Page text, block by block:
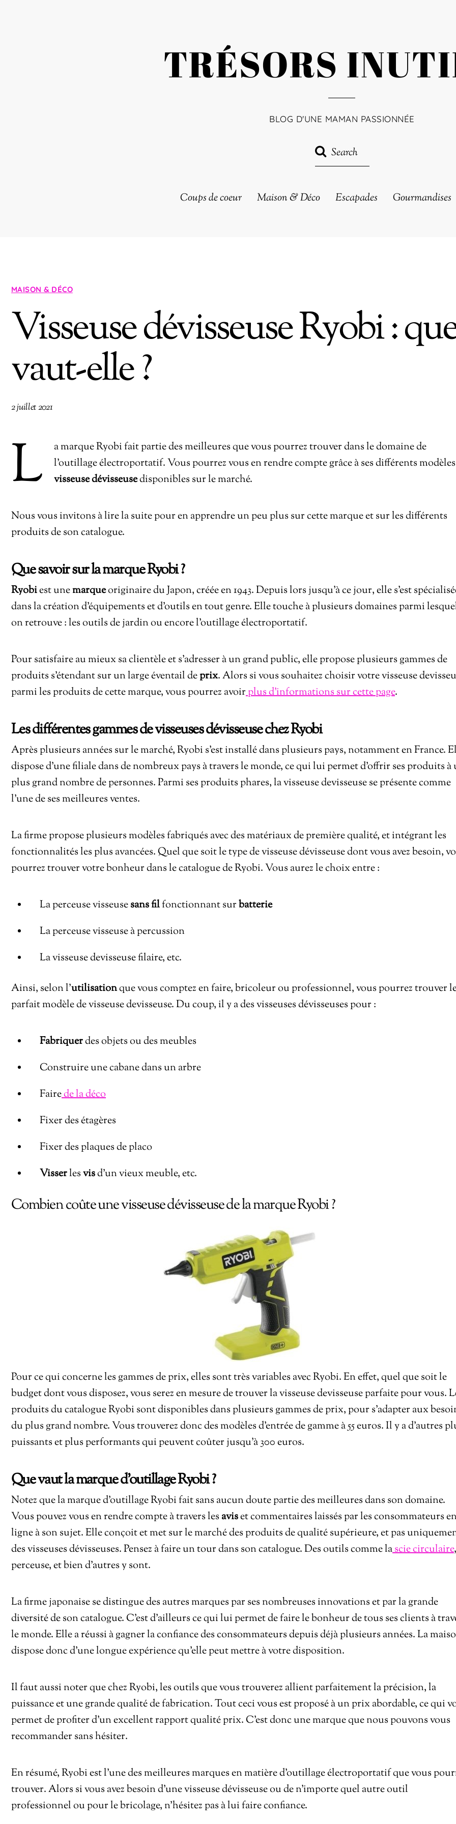
TRÉSORS
BLOG D'UNE MAMAN PASSIONNÉE
Coups de coeur Maison & Déco Escapades Gourmandises
MAISON & DÉCO
Visseuse dévisseuse Ryobi :
vaut-elle ?
2 juillet 2021
L
a marque Ryobi fait partie des meilleures que vous pourrez trouver dans le domaine de
l’outillage électroportatif. Vous pourrez vous en rendre compte grâce à ses différents
visseuse dévisseusedisponibles sur le marché.
Nous vous invitons à lire la suite pour en apprendre un peu plus sur cette marque et sur les différents
produits de son catalogue.
Que savoir sur la marque Ryobi ?
Ryobiest unemarqueoriginaire du Japon, créée en 1943. Depuis lors jusqu’à ce jour, elle s’est
dans la création d’équipements et d’outils en tout genre. Elle touche à plusieurs domaines parmi
on retrouve : les outils de jardin ou encore l’outillage électroportatif.
Pour satisfaire au mieux sa clientèle et s’adresser à un grand public, elle propose plusieurs gammes de
produits s’étendant sur un large éventail deprix. Alors si vous souhaitez choisir votre visseuse
parmi les produits de cette marque, vous pourrez avoirplus d’informations sur cette page.
Les différentes gammes de visseuses dévisseuse chez Ryobi
Après plusieurs années sur le marché, Ryobi s’est installé dans plusieurs pays, notamment en France.
dispose d’une filiale dans de nombreux pays à travers le monde, ce qui lui permet d’offrir ses produits à
plus grand nombre de personnes. Parmi ses produits phares, la visseuse devisseuse se présente comme
l’une de ses meilleures ventes.
La firme propose plusieurs modèles fabriqués avec des matériaux de première qualité, et intégrant les
fonctionnalités les plus avancées. Quel que soit le type de visseuse dévisseuse dont vous avez besoin,
pourrez trouver votre bonheur dans le catalogue de Ryobi. Vous aurez le choix entre :
La perceuse visseusesansfilfonctionnant surbatterie
La perceuse visseuse à percussion
La visseuse devisseuse filaire, etc.
Ainsi, selon l’utilisationque vous comptez en faire, bricoleur ou professionnel, vous pourrez trouver
parfait modèle de visseuse devisseuse. Du coup, il y a des visseuses dévisseuses pour :
Fabriquerdes objets ou des meubles
Construire une cabane dans un arbre
Fairede la déco
Fixer des étagères
Fixer des plaques de placo
Visserlesvisd’un vieux meuble, etc.
Combien coûte une visseuse dévisseuse de la marque Ryobi ?
Pour ce qui concerne les gammes de prix, elles sont très variables avec Ryobi. En effet, quel que soit le
budget dont vous disposez, vous serez en mesure de trouver la visseuse devisseuse parfaite pour vous.
produits du catalogue Ryobi sont disponibles dans plusieurs gammes de prix, pour s’adapter aux
du plus grand nombre. Vous trouverez donc des modèles d’entrée de gamme à 55 euros. Il y a d’autres
puissants et plus performants qui peuvent coûter jusqu’à 300 euros.
Que vaut la marque d’outillage Ryobi ?
Notez que la marque d’outillage Ryobi fait sans aucun doute partie des meilleures dans son domaine.
Vous pouvez vous en rendre compte à travers les aviset commentaires laissés par les consommateurs
ligne à son sujet. Elle conçoit et met sur le marché des produits de qualité supérieure, et pas
des visseuses dévisseuses. Pensez à faire un tour dans son catalogue. Des outils comme lascie circulaire
perceuse, et bien d’autres y sont.
La firme japonaise se distingue des autres marques par ses nombreuses innovations et par la grande
diversité de son catalogue. C’est d’ailleurs ce qui lui permet de faire le bonheur de tous ses clients à
le monde. Elle a réussi à gagner la confiance des consommateurs depuis déjà plusieurs années. La
dispose donc d’une longue expérience qu’elle peut mettre à votre disposition.
Il faut aussi noter que chez Ryobi, les outils que vous trouverez allient parfaitement la précision, la
puissance et une grande qualité de fabrication. Tout ceci vous est proposé à un prix abordable, ce qui
permet de profiter d’un excellent rapport qualité prix. C’est donc une marque que nous pouvons vous
recommander sans hésiter.
En résumé, Ryobi est l’une des meilleures marques en matière d’outillage électroportatif que vous
trouver. Alors si vous avez besoin d’une visseuse dévisseuse ou de n’importe quel autre outil
professionnel ou pour le bricolage, n’hésitez pas à lui faire confiance.